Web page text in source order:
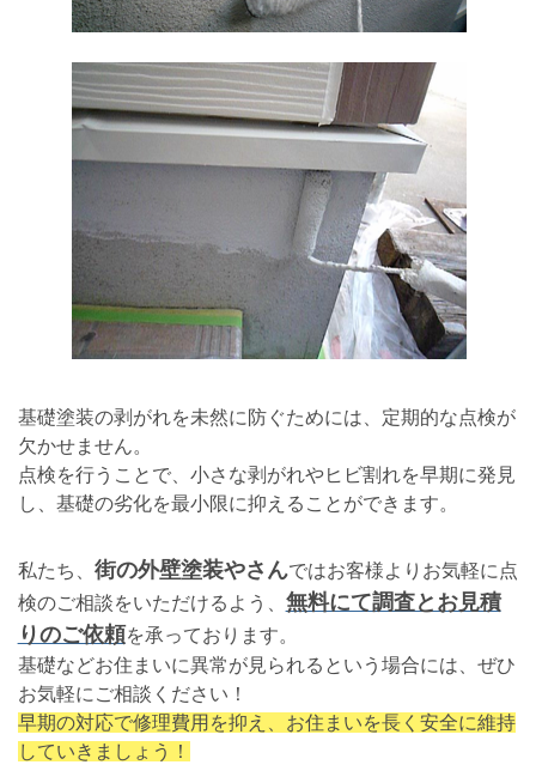
基礎塗装の剥がれを未然に防ぐためには、定期的な点検が
欠かせません。
点検を行うことで、小さな剥がれやヒビ割れを早期に発見
し、基礎の劣化を最小限に抑えることができます。
私たち、 街の外壁塗装やさんではお客様よりお気軽に点
検のご相談をいただけるよう、 無料にて調査とお見積
りのご依頼を承っております。
基礎などお住まいに異常が見られるという場合には、ぜひ
お気軽にご相談ください！
早期の対応で修理費用を抑え、お住まいを長く安全に維持
していきましょう！